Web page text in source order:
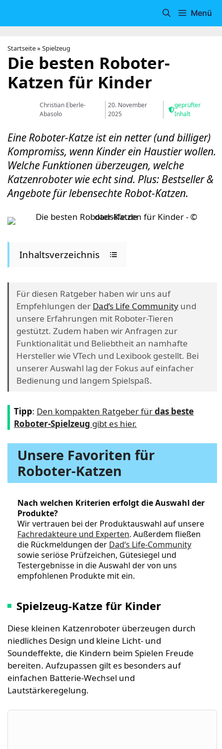
Menü
Startseite» Spielzeug
Die besten Roboter-
Katzen für Kinder
Christian Eberle-
Abasolo
20. November
2025
geprüfter
Inhalt
Eine Roboter-Katze ist ein netter (und billiger)
Kompromiss, wenn Kinder ein Haustier wollen.
Welche Funktionen überzeugen, welche
Katzenroboter wie echt sind. Plus: Bestseller &
Angebote für lebensechte Robot-Katzen.
Inhaltsverzeichnis
Für diesen Ratgeber haben wir uns auf
Empfehlungen der Dad’s Life Community und
unsere Erfahrungen mit Roboter-Tieren
gestützt. Zudem haben wir Anfragen zur
Funktionalität und Beliebtheit an namhafte
Hersteller wie VTech und Lexibook gestellt. Bei
unserer Auswahl lag der Fokus auf einfacher
Bedienung und langem Spielspaß.
Tipp: Den kompakten Ratgeber fürdas beste
Roboter-Spielzeug gibt es hier.
Unsere Favoriten für
Roboter-Katzen
Nach welchen Kriterien erfolgt die Auswahl der
Produkte?
Wir vertrauen bei der Produktauswahl auf unsere
Fachredakteure und Experten. Außerdem fließen
die Rückmeldungen der Dad‘s Life-Community
sowie seriöse Prüfzeichen, Gütesiegel und
Testergebnisse in die Auswahl der von uns
empfohlenen Produkte mit ein.
Spielzeug-Katze für Kinder
Diese kleinen Katzenroboter überzeugen durch
niedliches Design und kleine Licht- und
Soundeffekte, die Kindern beim Spielen Freude
bereiten. Aufzupassen gilt es besonders auf
einfachen Batterie-Wechsel und
Lautstärkeregelung.